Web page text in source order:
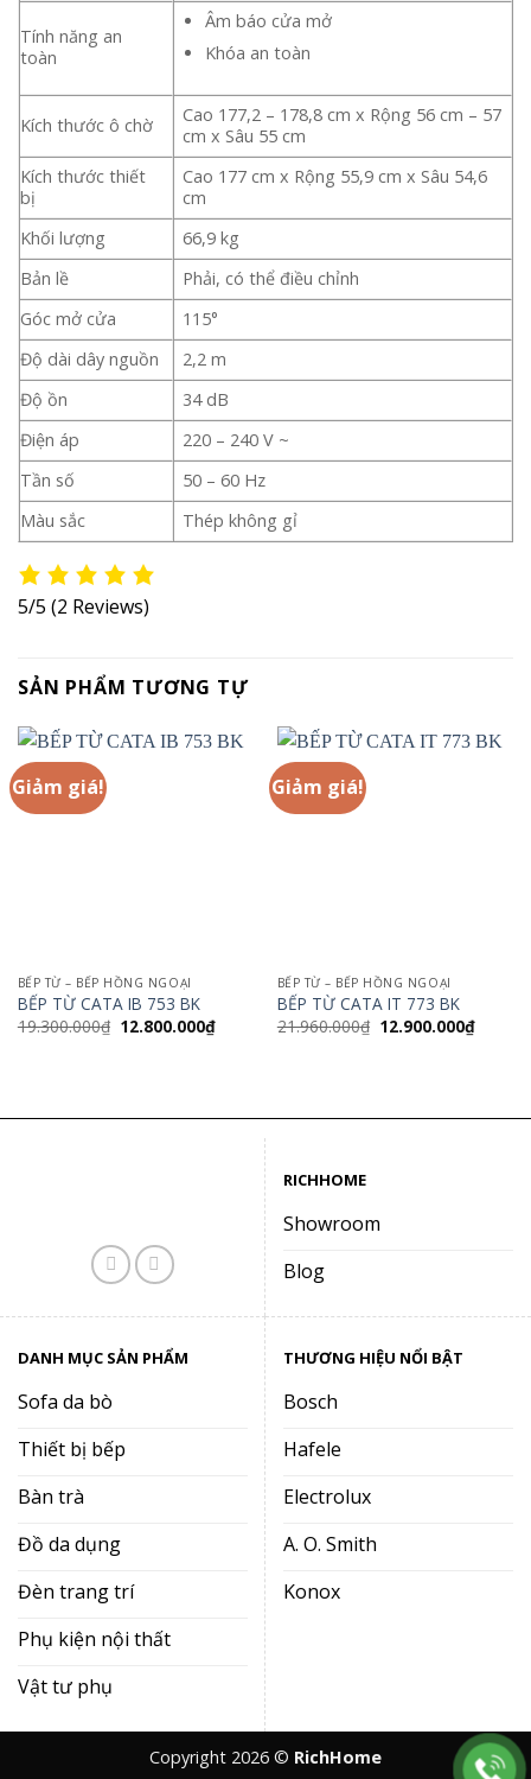
Tính năng an
toàn
Âm báo cửa mở
Khóa an toàn
Kích thước ô chờ
Cao 177,2 – 178,8 cm x Rộng 56 cm – 57
cm x Sâu 55 cm
Kích thước thiết
bị
Cao 177 cm x Rộng 55,9 cm x Sâu 54,6
cm
Khối lượng
66,9 kg
Bản lề
Phải, có thể điều chỉnh
Góc mở cửa
115°
Độ dài dây nguồn
2,2 m
Độ ồn
34 dB
Điện áp
220 – 240 V ~
Tần số
50 – 60 Hz
Màu sắc
Thép không gỉ
5/5 (2 Reviews)
SẢN PHẨM TƯƠNG TỰ
Giảm giá!
BẾP TỪ – BẾP HỒNG NGOẠI
BẾP TỪ CATA IB 753 BK
19.300.000₫ Giá
gốc
12.800.000₫Giá
hiện
Giảm giá!
BẾP TỪ – BẾP HỒNG NGOẠI
BẾP TỪ CATA IT 773 BK
21.960.000₫ Giá
gốc
12.900.000₫Giá
hiện
RICHHOME
Showroom
Blog
DANH MỤC SẢN PHẨM
Sofa da bò
Thiết bị bếp
Bàn trà
Đồ da dụng
Đèn trang trí
Phụ kiện nội thất
Vật tư phụ
THƯƠNG HIỆU NỔI BẬT
Bosch
Hafele
Electrolux
A. O. Smith
Konox
Copyright 2026 © RichHome